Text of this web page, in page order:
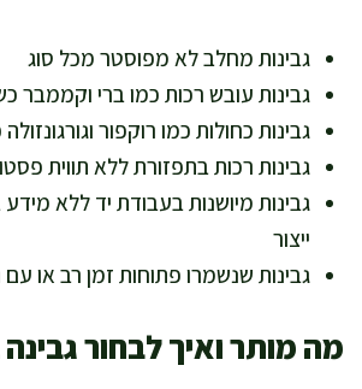
גבינות מחלב לא מפוסטר מכל סוג
גבינות עובש רכות כמו ברי וקממבר
גבינות כחולות כמו רוקפור
גבינות רכות בתפזורת ללא תווית
גבינות מיושנות בעבודת יד ללא
ייצור
גבינות שנשמרו פתוחות זמן רב או עם
מה מותר ואיך לבחור